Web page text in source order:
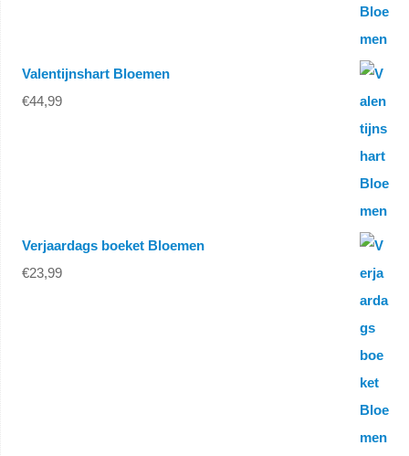
Valentijnshart Bloemen
€44,99
Verjaardags boeket Bloemen
€23,99